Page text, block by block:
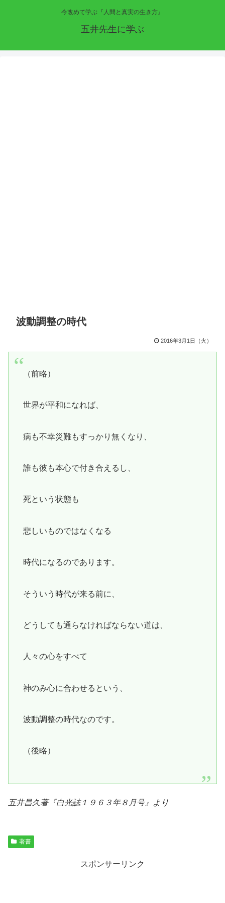
今改めて学ぶ『人間と真実の生き方』
五井先生に学ぶ
波動調整の時代
2016年3月1日（火）
（前略）
世界が平和になれば、
病も不幸災難もすっかり無くなり、
誰も彼も本心で付き合えるし、
死という状態も
悲しいものではなくなる
時代になるのであります。
そういう時代が来る前に、
どうしても通らなければならない道は、
人々の心をすべて
神のみ心に合わせるという、
波動調整の時代なのです。
（後略）
五井昌久著『白光誌１９６３年８月号』より
著書
スポンサーリンク